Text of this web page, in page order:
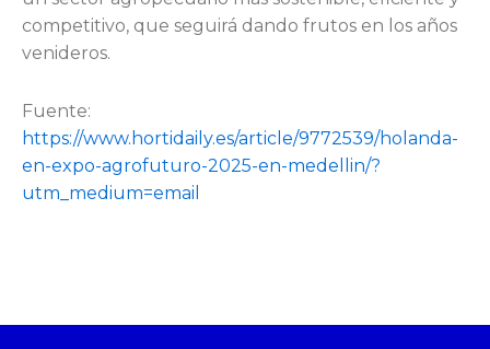
competitivo, que seguirá dando frutos en los años
venideros.
Fuente:
https://www.hortidaily.es/article/9772539/holanda-
en-expo-agrofuturo-2025-en-medellin/?
utm_medium=email